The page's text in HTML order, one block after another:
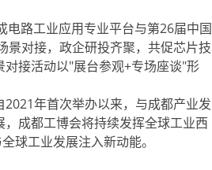
路工业应用专业平台与第26届中国
景对接，政企研投齐聚，共促芯片技
接活动以"展台参观+专场座谈"形
年首次举办以来，与成都产业发
成都工博会将持续发挥全球工业西
球工业发展注入新动能。